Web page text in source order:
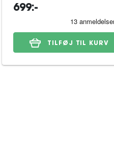
699:-
TILFØJ TIL KURV